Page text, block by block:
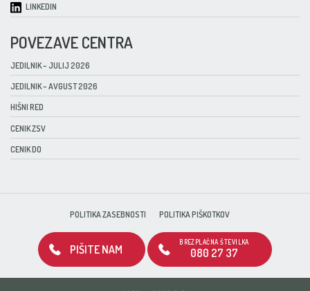
LINKEDIN
POVEZAVE CENTRA
JEDILNIK – JULIJ 2026
JEDILNIK – AVGUST 2026
HIŠNI RED
CENIK ZSV
CENIK DO
POLITIKA ZASEBNOSTI POLITIKA PIŠKOTKOV
PIŠITE NAM
BREZPLAČNA ŠTEVILKA
080 27 37